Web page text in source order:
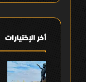
أخر الإختيارات